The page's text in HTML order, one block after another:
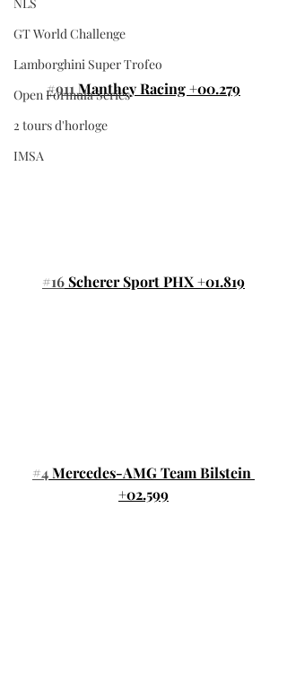
GT World Challenge
Lamborghini Super Trofeo
Open Formula Series
2 tours d'horloge
IMSA
#911 Manthey Racing +00.279
#16 Scherer Sport PHX +01.819
#4 Mercedes-AMG Team Bilstein
+02.599